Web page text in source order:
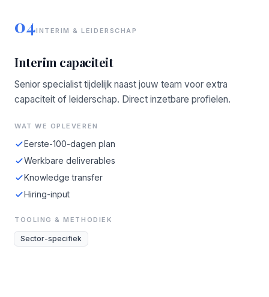
04INTERIM & LEIDERSCHAP
Interim capaciteit
Senior specialist tijdelijk naast jouw team voor extra
capaciteit of leiderschap. Direct inzetbare profielen.
WAT WE OPLEVEREN
Eerste-100-dagen plan
Werkbare deliverables
Knowledge transfer
Hiring-input
TOOLING & METHODIEK
Sector-specifiek